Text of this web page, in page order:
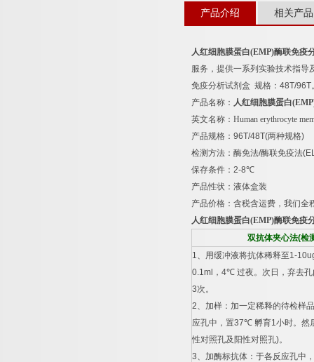
产品介绍 相关产品
人红细胞膜蛋白(EMP)酶联免疫
服务，提供一系列实验技术指导
免疫分析试剂盒 规格： 48T/96T
产品名称： 人红细胞膜蛋白
英文名称： Human erythrocyte
产品规格： 96T/48T(两种规格)
检测方法：酶免法/酶联免疫法
保存条件： 2-8℃
产品性状：液体盒装
产品价格：含税含运费，我们全
人红细胞膜蛋白(EMP)酶联免疫
双抗体夹心法(检
1、用缓冲液将抗体稀释至1-
0.1ml ， 4℃ 过夜。次日，弃去
3次。
2、加样：加一定稀释的待检样品
应孔中，置37℃ 孵育1小时。然
性对照孔及阳性对照孔)。
3、加酶标抗体：于各反应孔中